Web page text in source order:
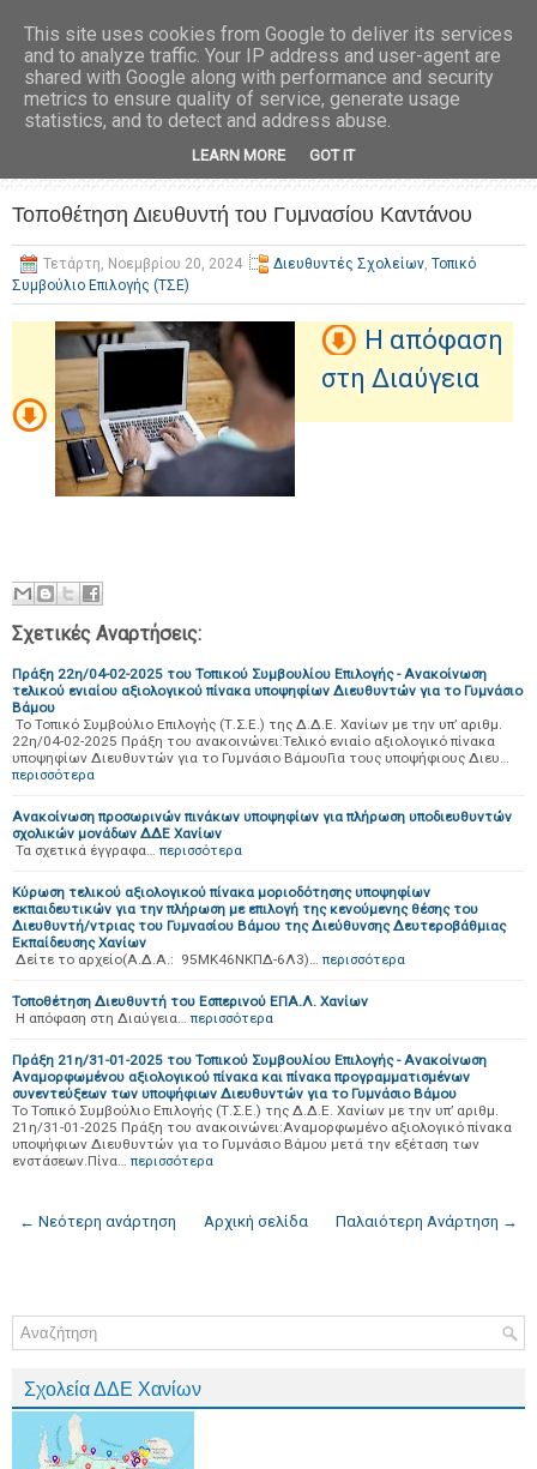
Τοποθέτηση Διευθυντή του Γυμνασίου Καντάνου
Τετάρτη, Νοεμβρίου 20, 2024 Διευθυντές Σχολείων, Τοπικό
Συμβούλιο Επιλογής (ΤΣΕ)
Η απόφαση
στη Διαύγεια
Σχετικές Αναρτήσεις:
Πράξη 22η/04-02-2025 του Τοπικού Συμβουλίου Επιλογής - Ανακοίνωση
τελικού ενιαίου αξιολογικού πίνακα υποψηφίων Διευθυντών για το Γυμνάσιο
Βάμου
Το Τοπικό Συμβούλιο Επιλογής (Τ.Σ.Ε.) της Δ.Δ.Ε. Χανίων με την υπ’ αριθμ.
22η/04-02-2025 Πράξη του ανακοινώνει:Τελικό ενιαίο αξιολογικό πίνακα
υποψηφίων Διευθυντών για το Γυμνάσιο ΒάμουΓια τους υποψήφιους Διευ…
περισσότερα
Ανακοίνωση προσωρινών πινάκων υποψηφίων για πλήρωση υποδιευθυντών
σχολικών μονάδων ΔΔΕ Χανίων
Τα σχετικά έγγραφα… περισσότερα
Κύρωση τελικού αξιολογικού πίνακα μοριοδότησης υποψηφίων
εκπαιδευτικών για την πλήρωση με επιλογή της κενούμενης θέσης του
Διευθυντή/ντριας του Γυμνασίου Βάμου της Διεύθυνσης Δευτεροβάθμιας
Εκπαίδευσης Χανίων
Δείτε το αρχείο(Α.Δ.Α.: 95ΜΚ46ΝΚΠΔ-6Λ3)… περισσότερα
Τοποθέτηση Διευθυντή του Εσπερινού ΕΠΑ.Λ. Χανίων
Η απόφαση στη Διαύγεια… περισσότερα
Πράξη 21η/31-01-2025 του Τοπικού Συμβουλίου Επιλογής - Ανακοίνωση
Αναμορφωμένου αξιολογικού πίνακα και πίνακα προγραμματισμένων
συνεντεύξεων των υποψήφιων Διευθυντών για το Γυμνάσιο Βάμου
Το Τοπικό Συμβούλιο Επιλογής (Τ.Σ.Ε.) της Δ.Δ.Ε. Χανίων με την υπ’ αριθμ.
21η/31-01-2025 Πράξη του ανακοινώνει:Αναμορφωμένο αξιολογικό πίνακα
υποψήφιων Διευθυντών για το Γυμνάσιο Βάμου μετά την εξέταση των
ενστάσεων.Πίνα… περισσότερα
← Νεότερη ανάρτηση Παλαιότερη Ανάρτηση →
Αρχική σελίδα
Σχολεία ΔΔΕ Χανίων
This site uses cookies from Google to deliver its services
and to analyze traffic. Your IP address and user-agent are
shared with Google along with performance and security
metrics to ensure quality of service, generate usage
statistics, and to detect and address abuse.
LEARN MORE GOT IT